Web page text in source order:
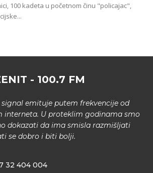
100 kadeta u početnom činu "policajac",
- 100.7 FM
signal emituje putem frekvencije od
interneta. U proteklim godinama smo
dokazati da ima smisla razmišljati
se dobro i biti bolji.
32 404 004